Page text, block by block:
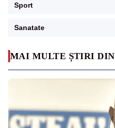
MAI MULTE ȘTIRI DIN
Sport
Sanatate